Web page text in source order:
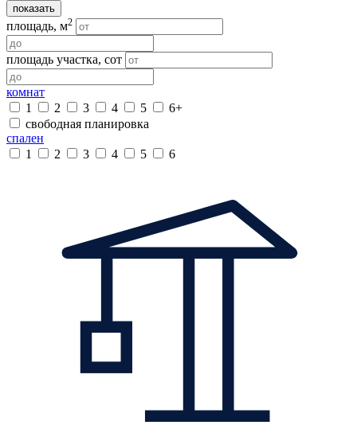
показать
площадь, м2
площадь участка, сот
комнат
1
2 3 4 5
6+
свободная планировка
спален
1
2 3 4 5 6